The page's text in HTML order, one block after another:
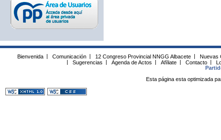
Bienvenida Comunicación 12 Congreso Provincial NNGG Albacete
Nuevas
Sugerencias Agenda de Actos Afíliate Contacto
Esta página esta optimizada